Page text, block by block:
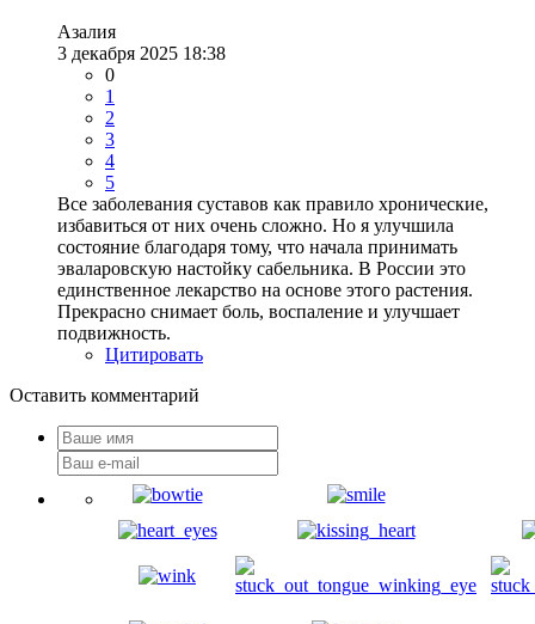
Азалия
3 декабря 2025 18:38
0
1
2
3
4
5
Все заболевания суставов как правило хронические,
избавиться от них очень сложно. Но я улучшила
состояние благодаря тому, что начала принимать
эваларовскую настойку сабельника. В России это
единственное лекарство на основе этого растения.
Прекрасно снимает боль, воспаление и улучшает
подвижность.
Цитировать
Оставить комментарий